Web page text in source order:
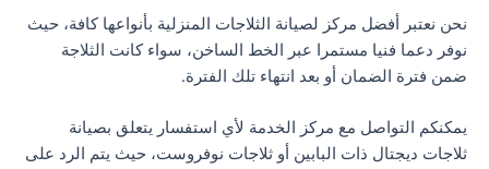
نحن نعتبر أفضل مركز لصيانة الثلاجات المنزلية بأنواعها كافة، حيث
نوفر دعما فنيا مستمرا عبر الخط الساخن، سواء كانت الثلاجة
ضمن فترة الضمان أو بعد انتهاء تلك الفترة.
يمكنكم التواصل مع مركز الخدمة لأي استفسار يتعلق بصيانة
ثلاجات ديجتال ذات البابين أو ثلاجات نوفروست، حيث يتم الرد على